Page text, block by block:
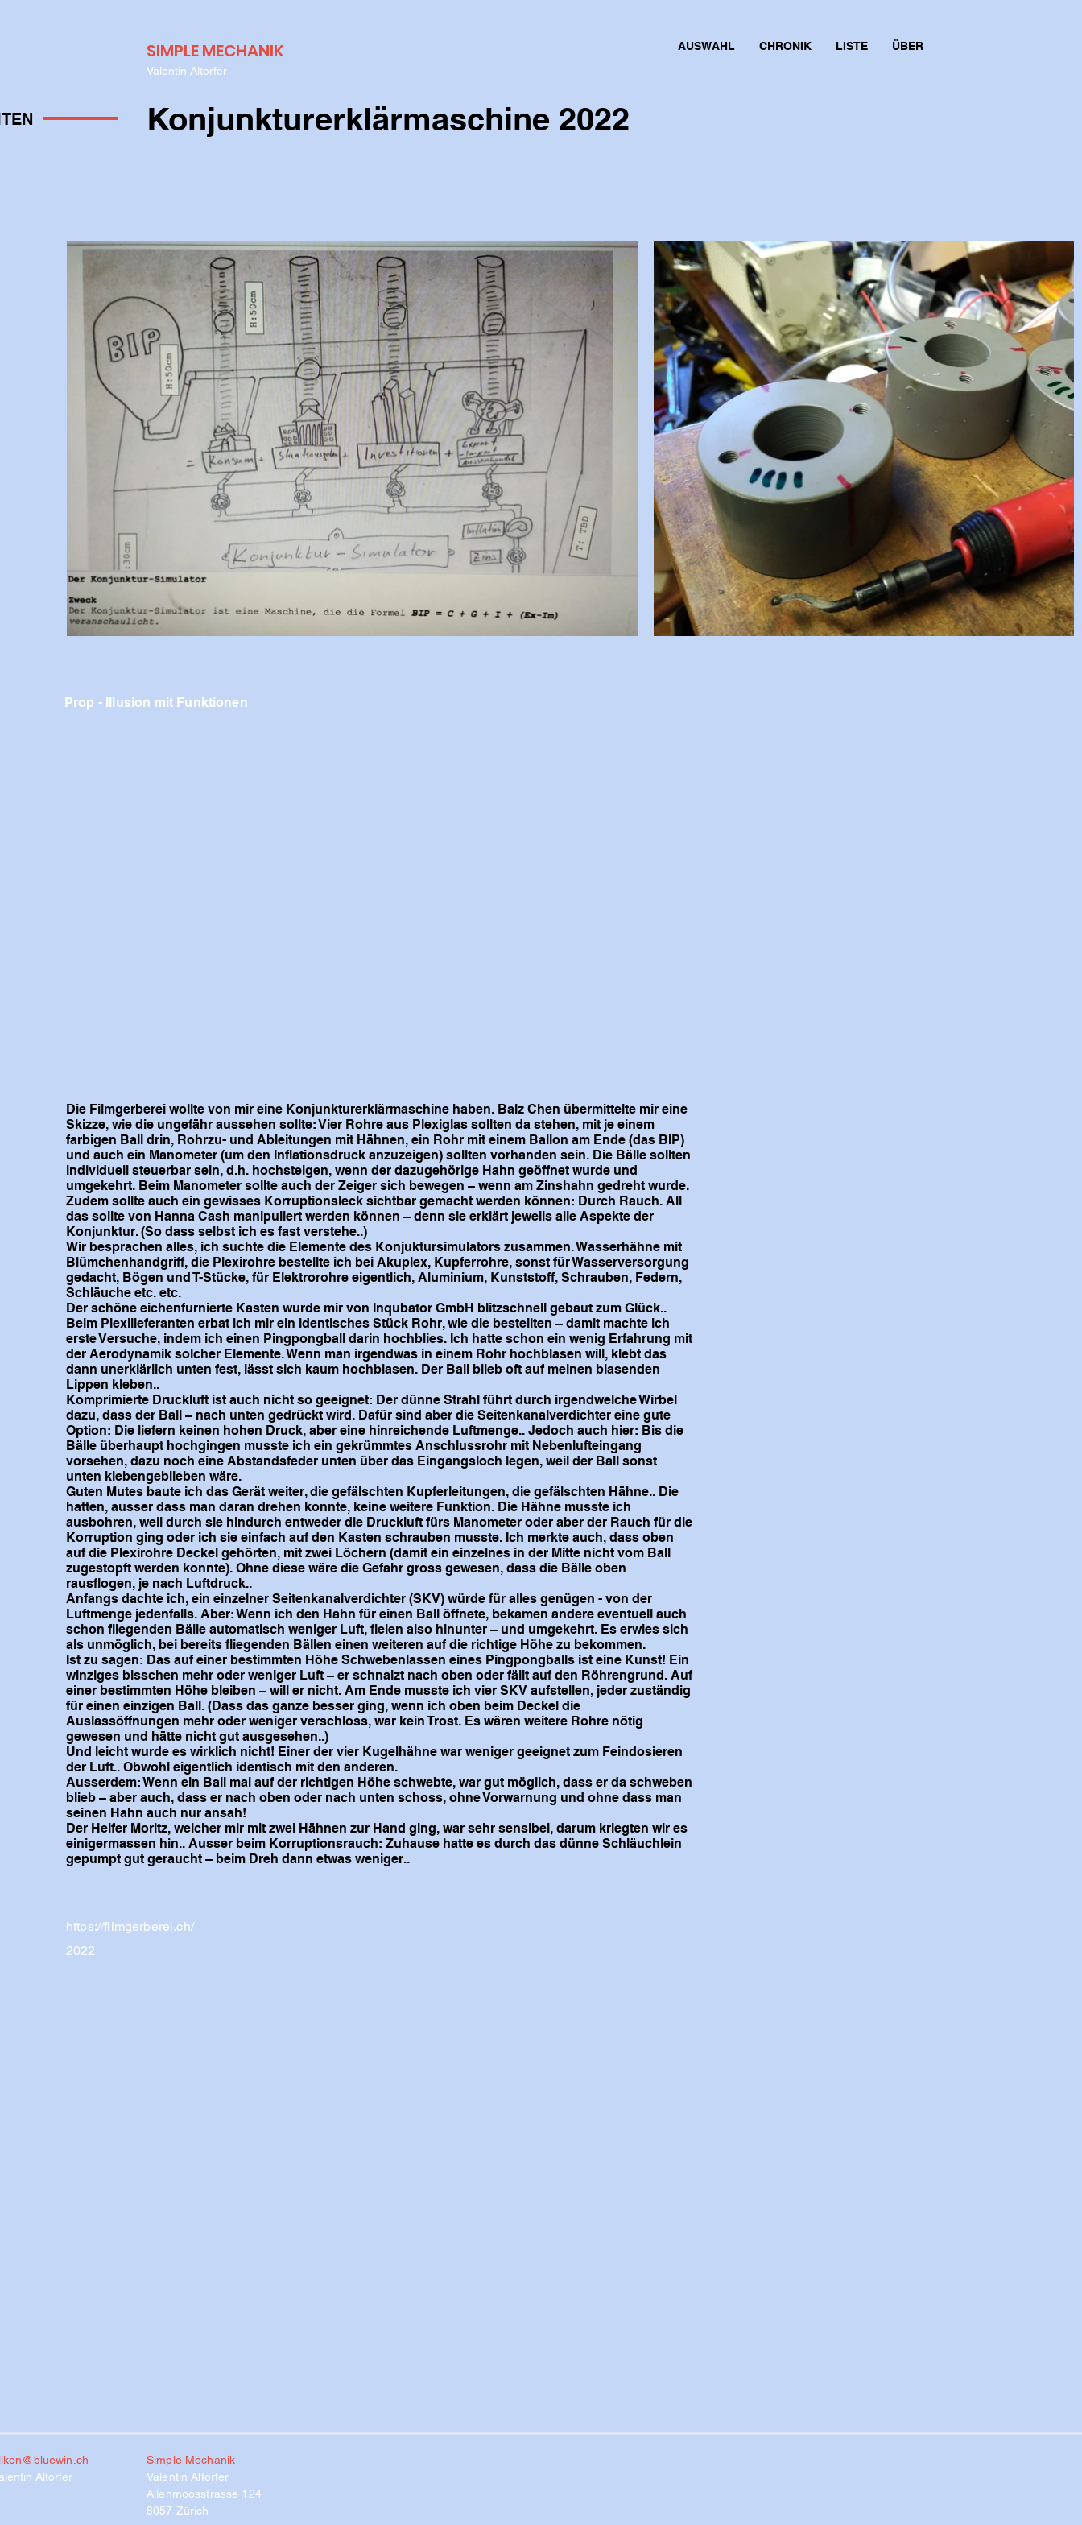
Valentin Altorfer
SIMPLE MECHANIK AUSWAHL CHRONIK LISTE ÜBER
Konjunkturerklärmaschine 2022
Prop - Illusion mit Funktionen
Die Filmgerberei wollte von mir eine Konjunkturerklärmaschine haben. Balz Chen übermittelte mir eine
Skizze, wie die ungefähr aussehen sollte: Vier Rohre aus Plexiglas sollten da stehen, mit je einem
farbigen Ball drin, Rohrzu- und Ableitungen mit Hähnen, ein Rohr mit einem Ballon am Ende (das BIP)
und auch ein Manometer (um den Inflationsdruck anzuzeigen) sollten vorhanden sein. Die Bälle sollten
individuell steuerbar sein, d.h. hochsteigen, wenn der dazugehörige Hahn geöffnet wurde und
umgekehrt. Beim Manometer sollte auch der Zeiger sich bewegen – wenn am Zinshahn gedreht wurde.
Zudem sollte auch ein gewisses Korruptionsleck sichtbar gemacht werden können: Durch Rauch. All
das sollte von Hanna Cash manipuliert werden können – denn sie erklärt jeweils alle Aspekte der
Konjunktur. (So dass selbst ich es fast verstehe..)
Wir besprachen alles, ich suchte die Elemente des Konjuktursimulators zusammen. Wasserhähne mit
Blümchenhandgriff, die Plexirohre bestellte ich bei Akuplex, Kupferrohre, sonst für Wasserversorgung
gedacht, Bögen und T-Stücke, für Elektrorohre eigentlich, Aluminium, Kunststoff, Schrauben, Federn,
Schläuche etc. etc.
Der schöne eichenfurnierte Kasten wurde mir von Inqubator GmbH blitzschnell gebaut zum Glück..
Beim Plexilieferanten erbat ich mir ein identisches Stück Rohr, wie die bestellten – damit machte ich
erste Versuche, indem ich einen Pingpongball darin hochblies. Ich hatte schon ein wenig Erfahrung mit
der Aerodynamik solcher Elemente. Wenn man irgendwas in einem Rohr hochblasen will, klebt das
dann unerklärlich unten fest, lässt sich kaum hochblasen. Der Ball blieb oft auf meinen blasenden
Lippen kleben..
Komprimierte Druckluft ist auch nicht so geeignet: Der dünne Strahl führt durch irgendwelche Wirbel
dazu, dass der Ball – nach unten gedrückt wird. Dafür sind aber die Seitenkanalverdichter eine gute
Option: Die liefern keinen hohen Druck, aber eine hinreichende Luftmenge.. Jedoch auch hier: Bis die
Bälle überhaupt hochgingen musste ich ein gekrümmtes Anschlussrohr mit Nebenlufteingang
vorsehen, dazu noch eine Abstandsfeder unten über das Eingangsloch legen, weil der Ball sonst
unten klebengeblieben wäre.
Guten Mutes baute ich das Gerät weiter, die gefälschten Kupferleitungen, die gefälschten Hähne.. Die
hatten, ausser dass man daran drehen konnte, keine weitere Funktion. Die Hähne musste ich
ausbohren, weil durch sie hindurch entweder die Druckluft fürs Manometer oder aber der Rauch für die
Korruption ging oder ich sie einfach auf den Kasten schrauben musste. Ich merkte auch, dass oben
auf die Plexirohre Deckel gehörten, mit zwei Löchern (damit ein einzelnes in der Mitte nicht vom Ball
zugestopft werden konnte). Ohne diese wäre die Gefahr gross gewesen, dass die Bälle oben
rausflogen, je nach Luftdruck..
Anfangs dachte ich, ein einzelner Seitenkanalverdichter (SKV) würde für alles genügen - von der
Luftmenge jedenfalls. Aber: Wenn ich den Hahn für einen Ball öffnete, bekamen andere eventuell auch
schon fliegenden Bälle automatisch weniger Luft, fielen also hinunter – und umgekehrt. Es erwies sich
als unmöglich, bei bereits fliegenden Bällen einen weiteren auf die richtige Höhe zu bekommen.
Ist zu sagen: Das auf einer bestimmten Höhe Schwebenlassen eines Pingpongballs ist eine Kunst! Ein
winziges bisschen mehr oder weniger Luft – er schnalzt nach oben oder fällt auf den Röhrengrund. Auf
einer bestimmten Höhe bleiben – will er nicht. Am Ende musste ich vier SKV aufstellen, jeder zuständig
für einen einzigen Ball. (Dass das ganze besser ging, wenn ich oben beim Deckel die
Auslassöffnungen mehr oder weniger verschloss, war kein Trost. Es wären weitere Rohre nötig
gewesen und hätte nicht gut ausgesehen..)
Und leicht wurde es wirklich nicht! Einer der vier Kugelhähne war weniger geeignet zum Feindosieren
der Luft.. Obwohl eigentlich identisch mit den anderen.
Ausserdem: Wenn ein Ball mal auf der richtigen Höhe schwebte, war gut möglich, dass er da schweben
blieb – aber auch, dass er nach oben oder nach unten schoss, ohne Vorwarnung und ohne dass man
seinen Hahn auch nur ansah!
Der Helfer Moritz, welcher mir mit zwei Hähnen zur Hand ging, war sehr sensibel, darum kriegten wir es
einigermassen hin.. Ausser beim Korruptionsrauch: Zuhause hatte es durch das dünne Schläuchlein
gepumpt gut geraucht – beim Dreh dann etwas weniger..
https://filmgerberei.ch/
2022
Altorfer
Simple Mechanik
Valentin Altorfer
Allenmoosstrasse 124
8057 Zürich